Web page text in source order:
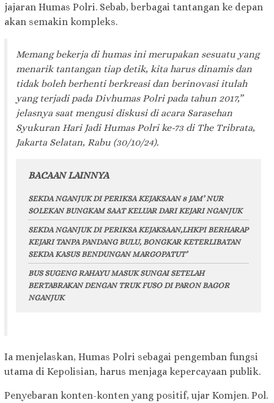
jajaran Humas Polri. Sebab, berbagai tantangan ke depan
akan semakin kompleks.
Memang bekerja di humas ini merupakan sesuatu yang
menarik tantangan tiap detik, kita harus dinamis dan
tidak boleh berhenti berkreasi dan berinovasi itulah
yang terjadi pada Divhumas Polri pada tahun 2017,”
jelasnya saat mengusi diskusi di acara Sarasehan
Syukuran Hari Jadi Humas Polri ke-73 di The Tribrata,
Jakarta Selatan, Rabu (30/10/24).
BACAAN LAINNYA
SEKDA NGANJUK DI PERIKSA KEJAKSAAN 8 JAM’ NUR
SOLEKAN BUNGKAM SAAT KELUAR DARI KEJARI NGANJUK
SEKDA NGANJUK DI PERIKSA KEJAKSAAN,LHKPI BERHARAP
KEJARI TANPA PANDANG BULU, BONGKAR KETERLIBATAN
SEKDA KASUS BENDUNGAN MARGOPATUT’
BUS SUGENG RAHAYU MASUK SUNGAI SETELAH
BERTABRAKAN DENGAN TRUK FUSO DI PARON BAGOR
NGANJUK
Ia menjelaskan, Humas Polri sebagai pengemban fungsi
utama di Kepolisian, harus menjaga kepercayaan publik.
Penyebaran konten-konten yang positif, ujar Komjen. Pol.